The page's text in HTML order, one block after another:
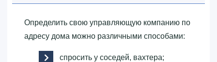
Определить свою управляющую компанию по
адресу дома можно различными способами:
спросить у соседей, вахтера;